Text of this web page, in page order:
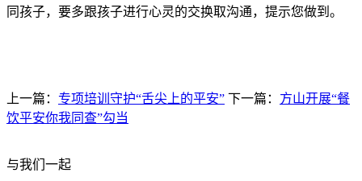
同孩子，要多跟孩子进行心灵的交换取沟通，提示您做到。
上一篇： 专项培训守护“舌尖上的平安” 下一篇： 方山开展“餐
饮平安你我同查”勾当
与我们一起